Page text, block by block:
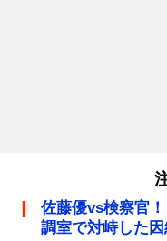
佐藤優vs検察官
調室で対峙した